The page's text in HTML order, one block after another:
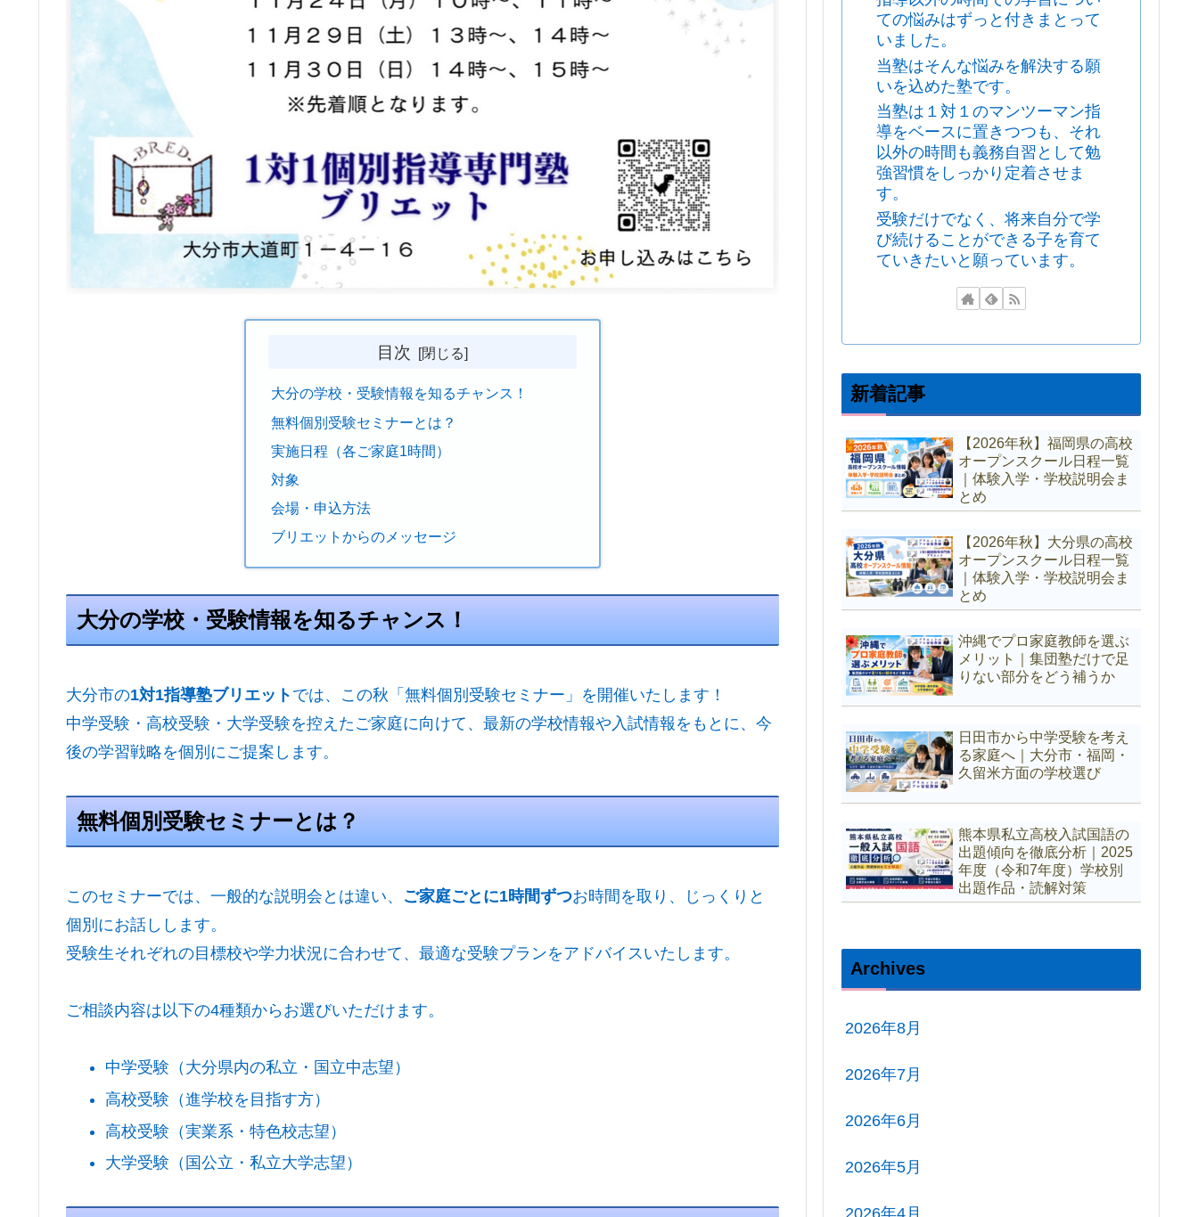
目次
大分の学校・受験情報を知るチャンス！
無料個別受験セミナーとは？
実施日程（各ご家庭1時間）
対象
会場・申込方法
ブリエットからのメッセージ
大分の学校・受験情報を知るチャンス！
大分市の1対1指導塾ブリエット では、この秋「無料個別受験セミナー」を開催いたします！
中学受験・高校受験・大学受験を控えたご家庭に向けて、最新の学校情報や入試情報をもとに、今
後の学習戦略を個別にご提案します。
無料個別受験セミナーとは？
このセミナーでは、一般的な説明会とは違い、 ご家庭ごとに1時間ずつお時間を取り、じっくりと
個別にお話しします。
受験生それぞれの目標校や学力状況に合わせて、最適な受験プランをアドバイスいたします。
ご相談内容は以下の4種類からお選びいただけます。
中学受験（大分県内の私立・国立中志望）
高校受験（進学校を目指す方）
高校受験（実業系・特色校志望）
大学受験（国公立・私立大学志望）
ての悩みはずっと付きまとって
いました。
当塾はそんな悩みを解決する願
いを込めた塾です。
当塾は１対１のマンツーマン指
導をベースに置きつつも、それ
以外の時間も義務自習として勉
強習慣をしっかり定着させま
す。
受験だけでなく、将来自分で学
び続けることができる子を育て
ていきたいと願っています。
新着記事
【2026年秋】福岡県の高校
オープンスクール日程一覧
｜体験入学・学校説明会ま
とめ
【2026年秋】大分県の高校
オープンスクール日程一覧
｜体験入学・学校説明会ま
とめ
沖縄でプロ家庭教師を選ぶ
メリット｜集団塾だけで足
りない部分をどう補うか
日田市から中学受験を考え
る家庭へ｜大分市・福岡・
久留米方面の学校選び
熊本県私立高校入試国語の
出題傾向を徹底分析｜2025
年度（令和7年度）学校別
出題作品・読解対策
Archives
2026年8月
2026年7月
2026年6月
2026年5月